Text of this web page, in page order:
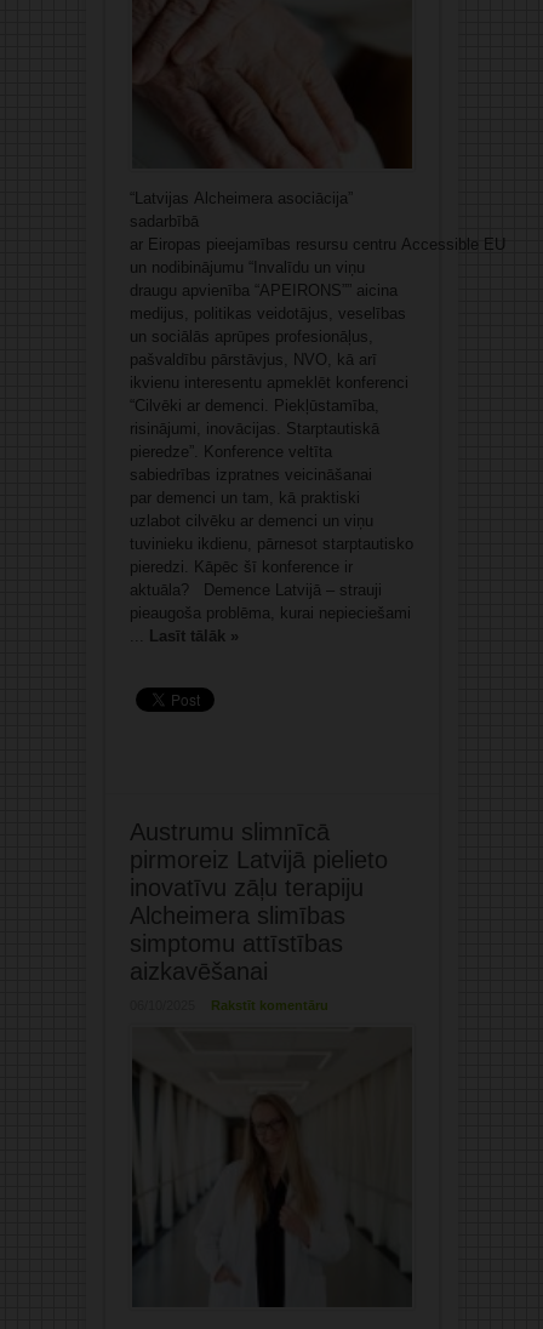
“Latvijas Alcheimera asociācija”
sadarbībā
ar Eiropas pieejamības resursu centru Accessible EU
un nodibinājumu “Invalīdu un viņu
draugu apvienība “APEIRONS”” aicina
medijus, politikas veidotājus, veselības
un sociālās aprūpes profesionāļus,
pašvaldību pārstāvjus, NVO, kā arī
ikvienu interesentu apmeklēt konferenci
“Cilvēki ar demenci. Piekļūstamība,
risinājumi, inovācijas. Starptautiskā
pieredze”. Konference veltīta
sabiedrības izpratnes veicināšanai
par demenci un tam, kā praktiski
uzlabot cilvēku ar demenci un viņu
tuvinieku ikdienu, pārnesot starptautisko
pieredzi. Kāpēc šī konference ir
aktuāla? Demence Latvijā – strauji
pieaugoša problēma, kurai nepieciešami
... Lasīt tālāk »
Austrumu slimnīcā
pirmoreiz Latvijā pielieto
inovatīvu zāļu terapiju
Alcheimera slimības
simptomu attīstības
aizkavēšanai
Rakstīt komentāru